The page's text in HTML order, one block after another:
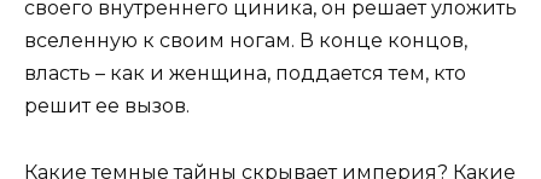
своего внутреннего циника, он решает уложить
вселенную к своим ногам. В конце концов,
власть – как и женщина, поддается тем, кто
решит ее вызов.
Какие темные тайны скрывает империя? Какие